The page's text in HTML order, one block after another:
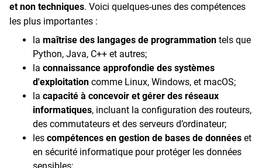
et non techniques. Voici quelques-unes des compétences
les plus importantes :
la maîtrise des langages de programmation tels que
Python, Java, C++ et autres;
la connaissance approfondie des systèmes
d'exploitation comme Linux, Windows, et macOS;
la capacité à concevoir et gérer des réseaux
informatiques, incluant la configuration des routeurs,
des commutateurs et des serveurs d’ordinateur;
les compétences en gestion de bases de données et
en sécurité informatique pour protéger les données
sensibles;